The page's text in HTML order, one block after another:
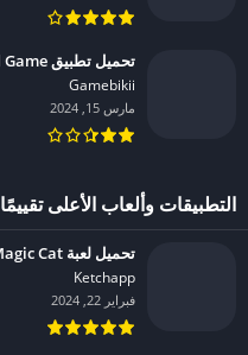
تحميل تطبيق Bikii Cloud Game مهكر للاندرويد 2024
Gamebikii‏
مارس 15, 2024
التطبيقات وألعاب الأعلى تقييمًا
تحميل لعبة Divineko Magic Cat مهكرة للاندرويد 2024
Ketchapp‏
فبراير 22, 2024